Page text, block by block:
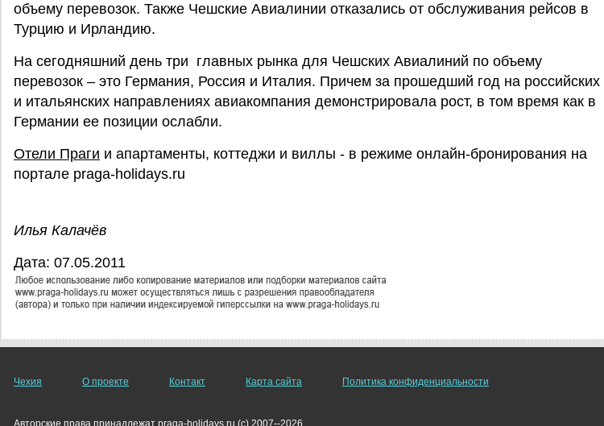
объему перевозок. Также Чешские Авиалинии отказались от обслуживания рейсов в
Турцию и Ирландию.
На сегодняшний день три главных рынка для Чешских Авиалиний по объему
перевозок – это Германия, Россия и Италия. Причем за прошедший год на российских
и итальянских направлениях авиакомпания демонстрировала рост, в том время как в
Германии ее позиции ослабли.
Отели Праги и апартаменты, коттеджи и виллы - в режиме онлайн-бронирования на
портале praga-holidays.ru
Илья Калачёв
Дата: 07.05.2011
Чехия О проекте Контакт Карта сайта Политика конфиденциальности
Авторские права принадлежат praga-holidays.ru (c) 2007--2026